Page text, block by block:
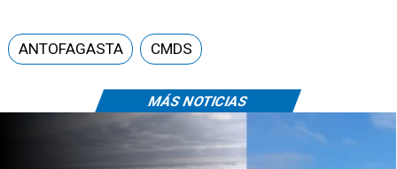
MÁS NOTICIAS
ANTOFAGASTA CMDS